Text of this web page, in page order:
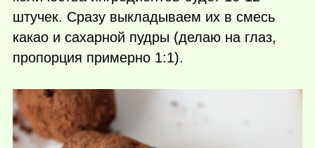
штучек. Сразу выкладываем их в смесь
какао и сахарной пудры (делаю на глаз,
пропорция примерно 1:1).